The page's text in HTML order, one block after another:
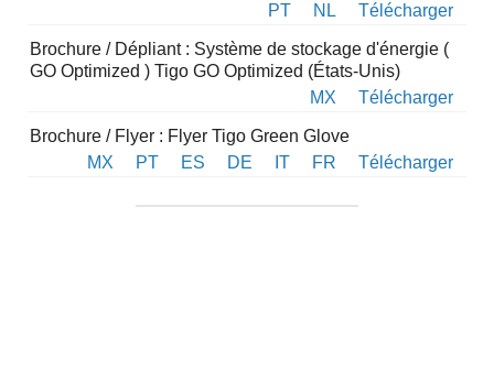
PT
NL Télécharger
Brochure / Dépliant : Système de stockage d'énergie (
GO Optimized ) Tigo GO Optimized (États-Unis)
MX
Télécharger
Brochure / Flyer : Flyer Tigo Green Glove
MX
PT ES DE IT FR Télécharger